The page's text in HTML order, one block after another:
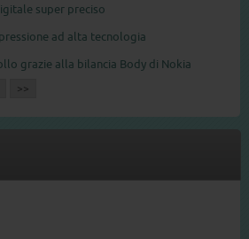
super preciso
ad alta tecnologia
grazie alla bilancia Body di Nokia
>>